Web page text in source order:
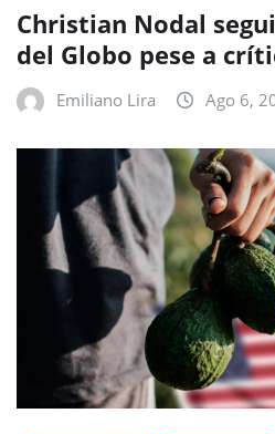
Christian Nodal
del Globo pese a
Emiliano Lira Ago 6,